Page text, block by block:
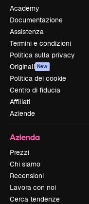
Academy
Documentazione
Assistenza
Termini e condizioni
Politica sulla privacy
Originali New
Politica dei cookie
Centro di fiducia
Affiliati
Aziende
Azienda
Prezzi
Chi siamo
Recensioni
Lavora con noi
Cerca tendenze